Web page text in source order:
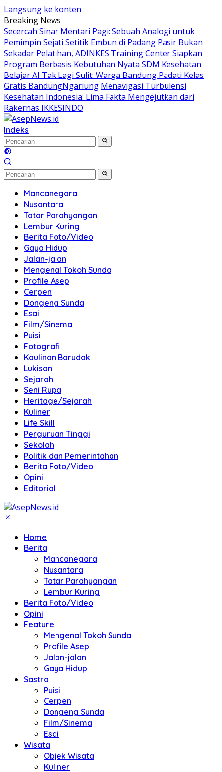
Langsung ke konten
Breaking News
Secercah Sinar Mentari Pagi: Sebuah Analogi untuk
Pemimpin Sejati Setitik Embun di Padang Pasir Bukan
Sekadar Pelatihan, ADINKES Training Center Siapkan
Program Berbasis Kebutuhan Nyata SDM Kesehatan
Belajar AI Tak Lagi Sulit: Warga Bandung Padati Kelas
Gratis BandungNgariung Menavigasi Turbulensi
Kesehatan Indonesia: Lima Fakta Mengejutkan dari
Rakernas IKKESINDO
Indeks
Mancanegara
Nusantara
Tatar Parahyangan
Lembur Kuring
Berita Foto/Video
Gaya Hidup
Jalan-jalan
Mengenal Tokoh Sunda
Profile Asep
Cerpen
Dongeng Sunda
Esai
Film/Sinema
Puisi
Fotografi
Kaulinan Barudak
Lukisan
Sejarah
Seni Rupa
Heritage/Sejarah
Kuliner
Life Skill
Perguruan Tinggi
Sekolah
Politik dan Pemerintahan
Berita Foto/Video
Opini
Editorial
Home
Berita
Mancanegara
Nusantara
Tatar Parahyangan
Lembur Kuring
Berita Foto/Video
Opini
Feature
Mengenal Tokoh Sunda
Profile Asep
Jalan-jalan
Gaya Hidup
Sastra
Puisi
Cerpen
Dongeng Sunda
Film/Sinema
Esai
Wisata
Objek Wisata
Kuliner